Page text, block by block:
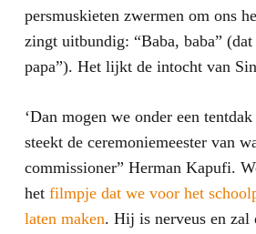
persmuskieten zwermen om ons
zingt uitbundig: “Baba, baba” (dat
papa”). Het lijkt de intocht van
‘Dan mogen we onder een
steekt de ceremoniemeester van
commissioner” Herman Kapufi.
het filmpje dat we voor het
laten maken. Hij is nerveus en zal